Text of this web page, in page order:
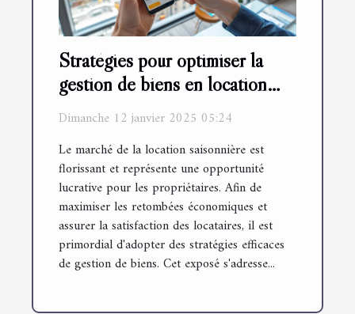
Stratégies pour optimiser la
gestion de biens en location
saisonnière
Dimanche 12 janvier 2025 05:24
Le marché de la location saisonnière est
florissant et représente une opportunité
lucrative pour les propriétaires. Afin de
maximiser les retombées économiques et
assurer la satisfaction des locataires, il est
primordial d'adopter des stratégies efficaces
de gestion de biens. Cet exposé s'adresse...